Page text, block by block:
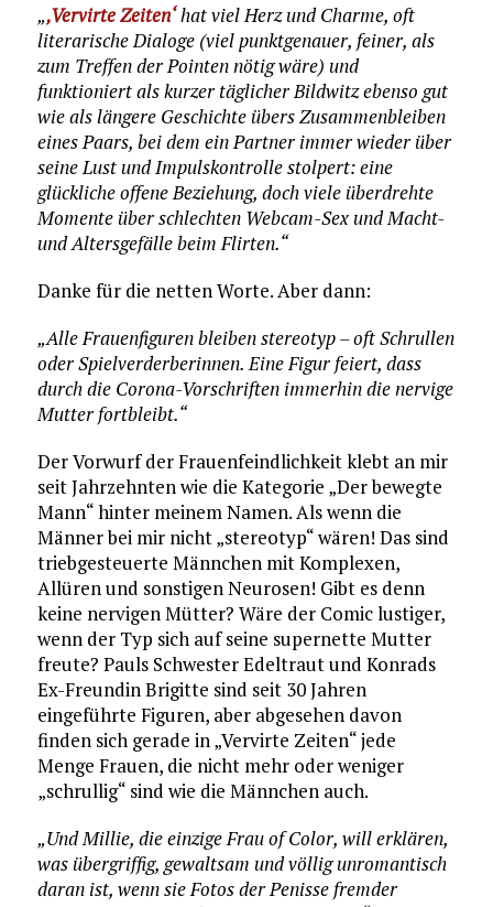
„‚Vervirte Zeiten‘hat viel Herz und Charme, oft
literarische Dialoge (viel punktgenauer, feiner, als
zum Treffen der Pointen nötig wäre) und
funktioniert als kurzer täglicher Bildwitz ebenso gut
wie als längere Geschichte übers Zusammenbleiben
eines Paars, bei dem ein Partner immer wieder über
seine Lust und Impulskontrolle stolpert: eine
glückliche offene Beziehung, doch viele überdrehte
Momente über schlechten Webcam-Sex und Macht-
und Altersgefälle beim Flirten.“
Danke für die netten Worte. Aber dann:
„Alle Frauenfiguren bleiben stereotyp – oft Schrullen
oder Spielverderberinnen. Eine Figur feiert, dass
durch die Corona-Vorschriften immerhin die nervige
Mutter fortbleibt.“
Der Vorwurf der Frauenfeindlichkeit klebt an mir
seit Jahrzehnten wie die Kategorie „Der bewegte
Mann“ hinter meinem Namen. Als wenn die
Männer bei mir nicht „stereotyp“ wären! Das sind
triebgesteuerte Männchen mit Komplexen,
Allüren und sonstigen Neurosen! Gibt es denn
keine nervigen Mütter? Wäre der Comic lustiger,
wenn der Typ sich auf seine supernette Mutter
freute? Pauls Schwester Edeltraut und Konrads
Ex-Freundin Brigitte sind seit 30 Jahren
eingeführte Figuren, aber abgesehen davon
finden sich gerade in „Vervirte Zeiten“ jede
Menge Frauen, die nicht mehr oder weniger
„schrullig“ sind wie die Männchen auch.
„Und Millie, die einzige Frau of Color, will erklären,
was übergriffig, gewaltsam und völlig unromantisch
daran ist, wenn sie Fotos der Penisse fremder